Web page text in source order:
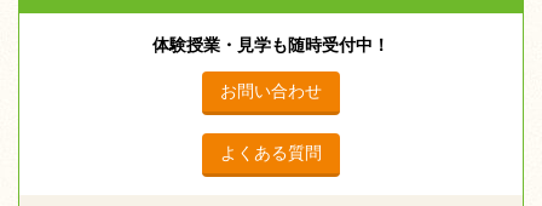
体験授業・見学も随時受付中！
お問い合わせ
よくある質問